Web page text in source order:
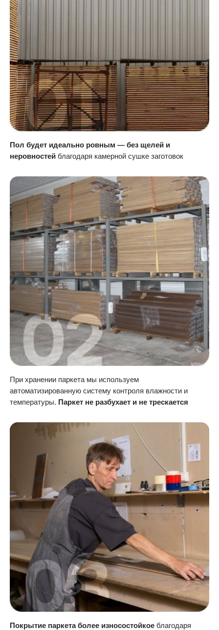
Пол будет идеально ровным — без щелей и
неровностей благодаря камерной сушке заготовок
При хранении паркета мы используем
автоматизированную систему контроля влажности и
температуры. Паркет не разбухает и не трескается
Покрытие паркета более износостойкое благодаря